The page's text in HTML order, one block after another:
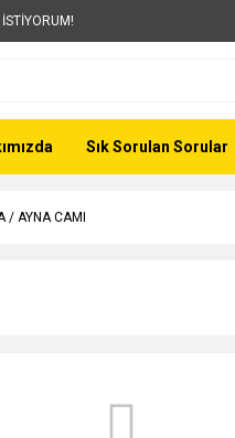
Sık Sorulan Sorular
/ AYNA CAMI